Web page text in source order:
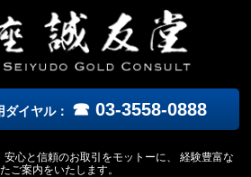
イヤル： ☎ 03-3558-0888
安心と信頼のお取引をモットーに、 経験豊富な
ご案内をいたします。